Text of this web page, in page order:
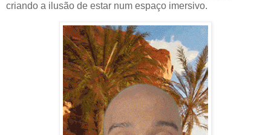
criando a ilusão de estar num espaço imersivo.